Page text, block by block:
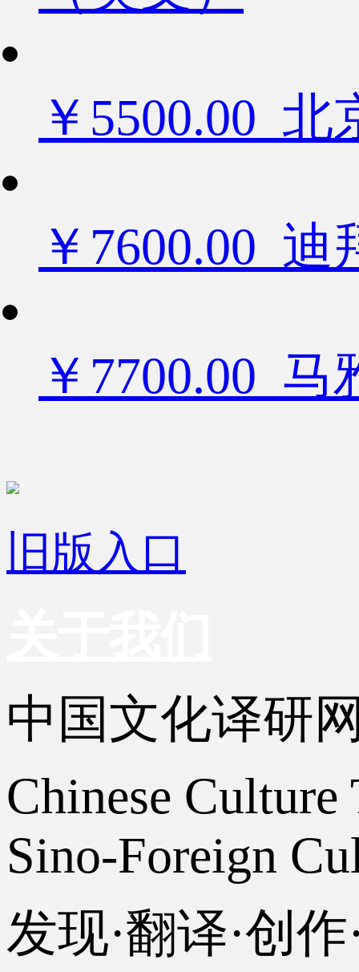
￥5500.00
￥7600.00
￥7700.00 马
旧版入口
中国文化译研
Chinese
Sino-Foreign
发现·翻译·创